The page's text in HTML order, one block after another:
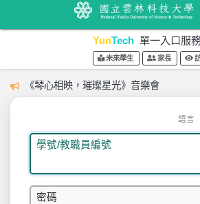
YunTech 單一入口服
未來學生 家長
《琴心相映，璀璨星光》音樂會
語言
學號/教職員編號
密碼